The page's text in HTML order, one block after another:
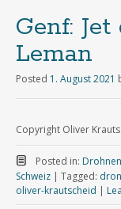
Genf: Jet
Leman
Posted 1. August 2021
Copyright Oliver
Posted in:
Schweiz | Tagged:
oliver-krautscheid |